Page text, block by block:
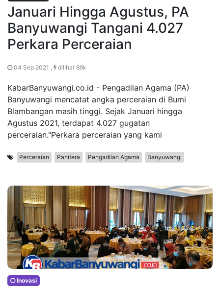
Januari Hingga Agustus, PA
Banyuwangi Tangani 4.027
Perkara Perceraian
04 Sep 2021 , dilihat 89k
KabarBanyuwangi.co.id - Pengadilan Agama (PA)
Banyuwangi mencatat angka perceraian di Bumi
Blambangan masih tinggi. Sejak Januari hingga
Agustus 2021, terdapat 4.027 gugatan
perceraian."Perkara perceraian yang kami
Perceraian Panitera Pengadilan Agama Banyuwangi
Inovasi